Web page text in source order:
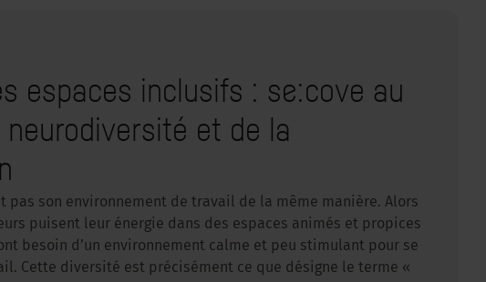
espaces inclusifs : se:cove au
et de la
pas son environnement de travail de la même manière. Alors
puisent leur énergie dans des espaces animés et propices
besoin d’un environnement calme et peu stimulant pour se
Cette diversité est précisément ce que désigne le terme «